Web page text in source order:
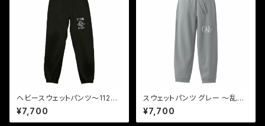
ヘビースウェットパンツ〜112
6〜
¥7,700
スウェットパンツ グレー 〜乱線
ransen〜
¥7,700